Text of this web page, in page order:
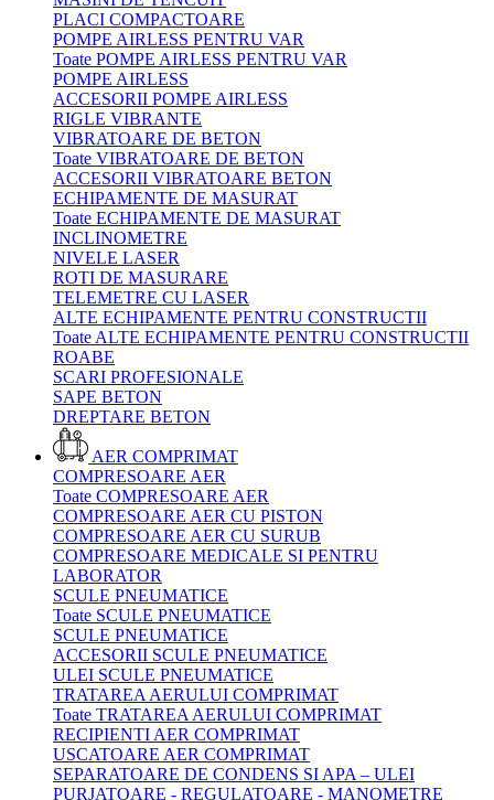
PLACI COMPACTOARE
POMPE AIRLESS PENTRU VAR
Toate POMPE AIRLESS PENTRU VAR
POMPE AIRLESS
ACCESORII POMPE AIRLESS
RIGLE VIBRANTE
VIBRATOARE DE BETON
Toate VIBRATOARE DE BETON
ACCESORII VIBRATOARE BETON
ECHIPAMENTE DE MASURAT
Toate ECHIPAMENTE DE MASURAT
INCLINOMETRE
NIVELE LASER
ROTI DE MASURARE
TELEMETRE CU LASER
ALTE ECHIPAMENTE PENTRU CONSTRUCTII
Toate ALTE ECHIPAMENTE PENTRU CONSTRUCTII
ROABE
SCARI PROFESIONALE
SAPE BETON
DREPTARE BETON
AER COMPRIMAT
COMPRESOARE AER
Toate COMPRESOARE AER
COMPRESOARE AER CU PISTON
COMPRESOARE AER CU SURUB
COMPRESOARE MEDICALE SI PENTRU
LABORATOR
SCULE PNEUMATICE
Toate SCULE PNEUMATICE
SCULE PNEUMATICE
ACCESORII SCULE PNEUMATICE
ULEI SCULE PNEUMATICE
TRATAREA AERULUI COMPRIMAT
Toate TRATAREA AERULUI COMPRIMAT
RECIPIENTI AER COMPRIMAT
USCATOARE AER COMPRIMAT
SEPARATOARE DE CONDENS SI APA – ULEI
PURJATOARE - REGULATOARE - MANOMETRE